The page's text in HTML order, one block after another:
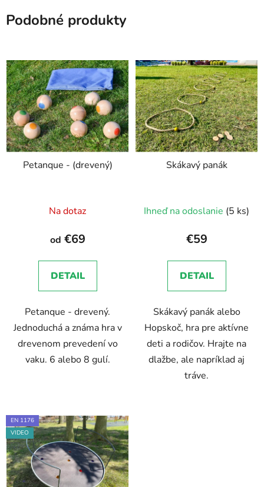
Podobné produkty
Petanque - (drevený)
Na dotaz
od €69
DETAIL
Petanque - drevený.
Jednoduchá a známa hra v
drevenom prevedení vo
vaku. 6 alebo 8 gulí.
Skákavý panák
Ihneď na odoslanie (5 ks)
€59
DETAIL
Skákavý panák alebo
Hopskoč, hra pre aktívne
deti a rodičov. Hrajte na
dlažbe, ale napríklad aj
tráve.
EN 1176
VIDEO